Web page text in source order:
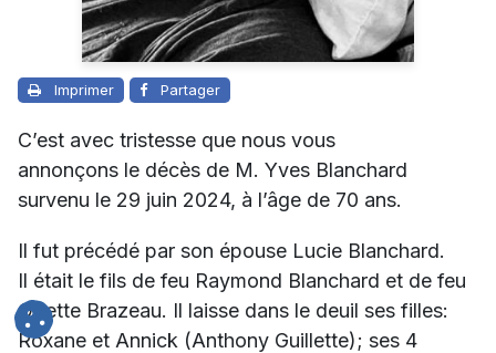
Imprimer Partager
C’est avec tristesse que nous vous
annonçons le décès de M. Yves Blanchard
survenu le 29 juin 2024, à l’âge de 70 ans.
Il fut précédé par son épouse Lucie Blanchard.
Il était le fils de feu Raymond Blanchard et de feu
Odette Brazeau. Il laisse dans le deuil ses filles:
Roxane et Annick (Anthony Guillette); ses 4